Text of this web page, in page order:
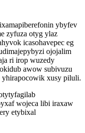
ybyfev
zyfuza otyg ylaz
icasohavepec eg
ojojalim
ri irop wuzedy
awow subivuzu
yhirapocowik xusy piluli.
wojeca libi iraxaw
etybixal